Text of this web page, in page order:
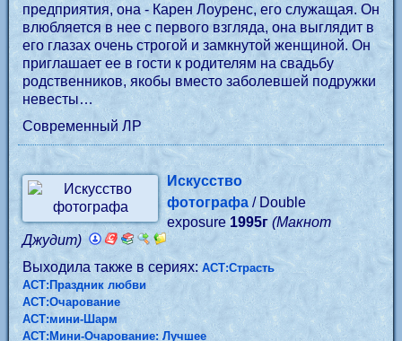
предприятия, она - Карен Лоуренс, его служащая. Он
влюбляется в нее с первого взгляда, она выглядит в
его глазах очень строгой и замкнутой женщиной. Он
приглашает ее в гости к родителям на свадьбу
родственников, якобы вместо заболевшей подружки
невесты…
Современный ЛР
Искусство
фотографа / Double
exposure1995г (Макнот
Джудит)
Выходила также в сериях:АСТ:Страсть
АСТ:Праздник любви
АСТ:Очарование
АСТ:мини-Шарм
АСТ:Мини-Очарование: Лучшее